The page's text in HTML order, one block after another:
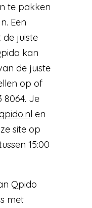
te pakken
Een
de juiste
kan
de juiste
op of
8064. Je
en
site op
15:00
Qpido
met